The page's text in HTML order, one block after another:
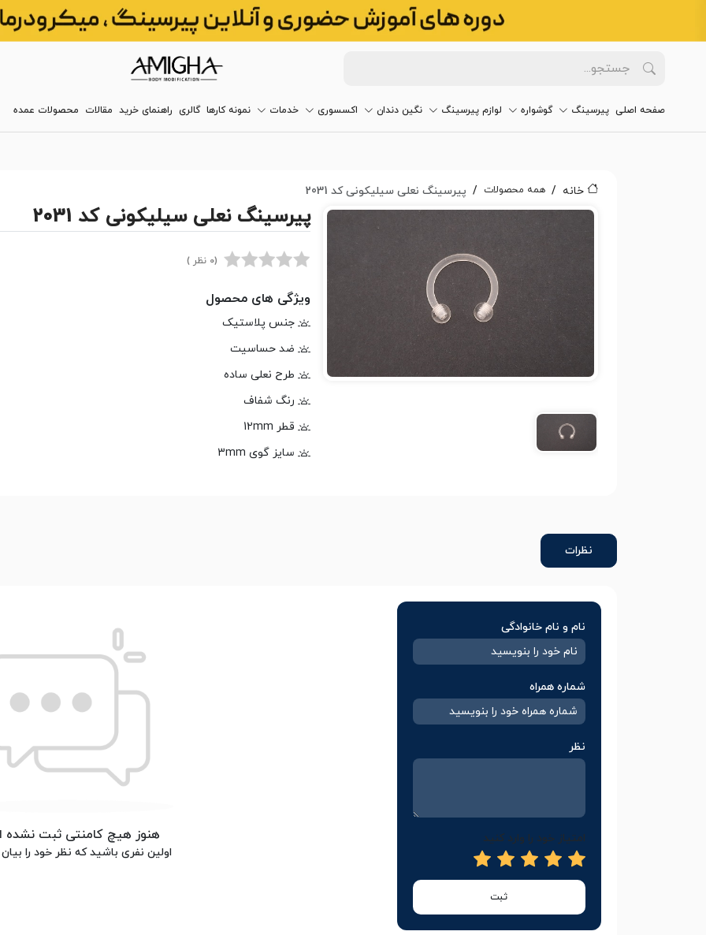
صفحه اصلی پیرسینگ گوشواره لوازم پیرسینگ نگین دندان اکسسوری خدمات نمونه کارها گالری راهنمای خرید مقالات محصولات عمده
خانه همه محصولات پیرسینگ نعلی سیلیکونی کد 2031
پیرسینگ نعلی سیلیکونی کد 2031
(0 نظر )
ویژگی های محصول
جنس پلاستیک
ضد حساسیت
طرح نعلی ساده
رنگ شفاف
قطر 12mm
سایز گوی 3mm
نظرات
نام و نام خانوادگی
شماره همراه
نظر
امتیاز خود را وارد کنید
ثبت
هنوز هیچ کامنتی ثبت
اولین نفری باشید که نظر خود را